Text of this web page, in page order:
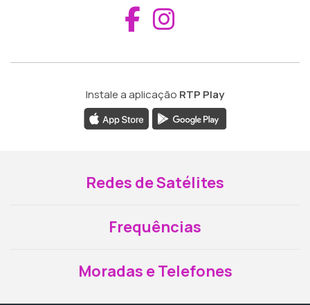
Aceder ao
Instale a aplicação RTP Play
Redes de Satélites
Frequências
Moradas e Telefones